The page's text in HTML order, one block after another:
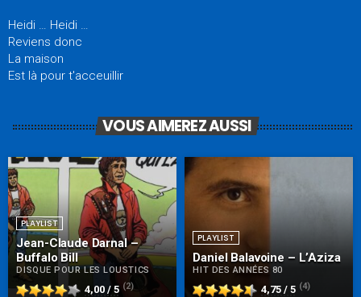
Heidi … Heidi …
Reviens donc
La maison
Est là pour t'acceuillir
VOUS AIMEREZ AUSSI
PLAYLIST
Jean-Claude Darnal –
Buffalo Bill
DISQUE POUR LES LOUSTICS
4,00 / 5 (2)
PLAYLIST
Daniel Balavoine – L’Aziza
HIT DES ANNÉES 80
4,75 / 5 (4)